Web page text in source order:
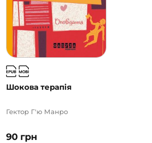
перекладено двома десятками мов.
зокрема, «Средні Ваштар», — досить
екранізовані. Короткометражний
оповіданням, що створив
режисер Ендрю Біркін, удостоєно
престижних премій.
Шокова терапія
90 грн
Гектор Г'ю Манро